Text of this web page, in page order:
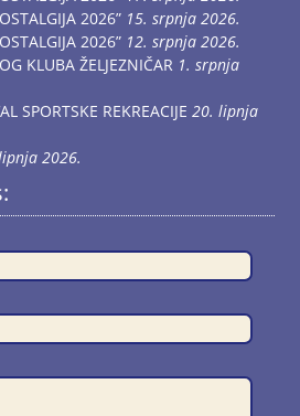
2026” 15. srpnja 2026.
2026” 12. srpnja 2026.
KLUBA ŽELJEZNIČAR 1. srpnja
SPORTSKE REKREACIJE 20. lipnja
2026.